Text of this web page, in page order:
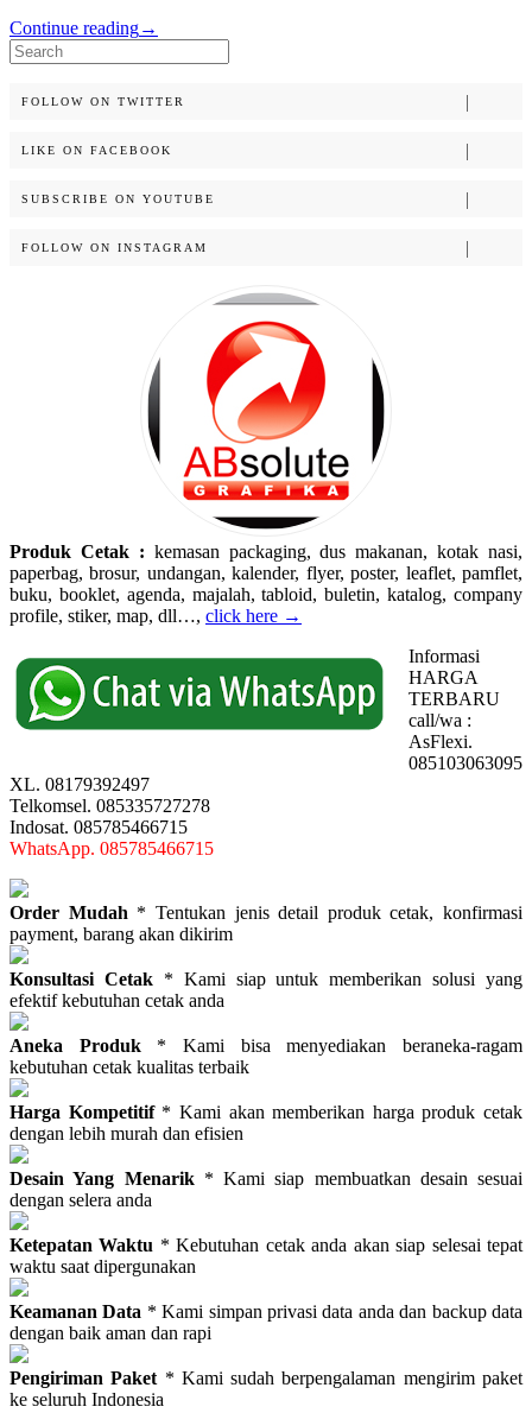
Continue reading→
Search
for:
FOLLOW ON TWITTER
LIKE ON FACEBOOK
SUBSCRIBE ON YOUTUBE
FOLLOW ON INSTAGRAM
Produk Cetak : kemasan packaging, dus makanan, kotak nasi,
paperbag, brosur, undangan, kalender, flyer, poster, leaflet, pamflet,
buku, booklet, agenda, majalah, tabloid, buletin, katalog, company
profile, stiker, map, dll…, click here →
Informasi
HARGA
TERBARU
call/wa :
AsFlexi.
085103063095
XL. 08179392497
Telkomsel. 085335727278
Indosat. 085785466715
WhatsApp. 085785466715
Order Mudah * Tentukan jenis detail produk cetak, konfirmasi
payment, barang akan dikirim
Konsultasi Cetak* Kami siap untuk memberikan solusi yang
efektif kebutuhan cetak anda
Aneka Produk * Kami bisa menyediakan beraneka-ragam
kebutuhan cetak kualitas terbaik
Harga Kompetitif* Kami akan memberikan harga produk cetak
dengan lebih murah dan efisien
Desain Yang Menarik* Kami siap membuatkan desain sesuai
dengan selera anda
Ketepatan Waktu * Kebutuhan cetak anda akan siap selesai tepat
waktu saat dipergunakan
Keamanan Data * Kami simpan privasi data anda dan backup data
dengan baik aman dan rapi
Pengiriman Paket * Kami sudah berpengalaman mengirim paket
ke seluruh Indonesia